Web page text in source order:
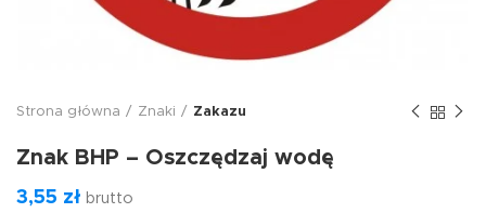
Strona główna Znaki Zakazu
Znak BHP – Oszczędzaj wodę
3,55 zł brutto